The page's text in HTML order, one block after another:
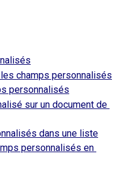
champs personnalisés
personnalisés
sur un document de
dans une liste
personnalisés en